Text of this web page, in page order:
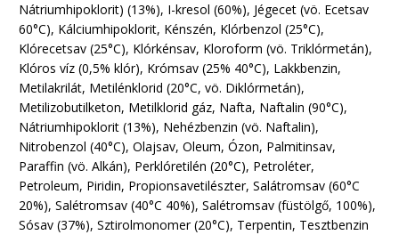
Nátriumhipoklorit) (13%), I-kresol (60%), Jégecet (vö. Ecetsav
60°C), Kálciumhipoklorit, Kénszén, Klórbenzol (25°C),
Klórecetsav (25°C), Klórkénsav, Kloroform (vö. Triklórmetán),
Klóros víz (0,5% klór), Krómsav (25% 40°C), Lakkbenzin,
Metilakrilát, Metilénklorid (20°C, vö. Diklórmetán),
Metilizobutilketon, Metilklorid gáz, Nafta, Naftalin (90°C),
Nátriumhipoklorit (13%), Nehézbenzin (vö. Naftalin),
Nitrobenzol (40°C), Olajsav, Oleum, Ózon, Palmitinsav,
Paraffin (vö. Alkán), Perklóretilén (20°C), Petroléter,
Petroleum, Piridin, Propionsavetilészter, Salátromsav (60°C
20%), Salétromsav (40°C 40%), Salétromsav (füstölgő, 100%),
Sósav (37%), Sztirolmonomer (20°C), Terpentin, Tesztbenzin